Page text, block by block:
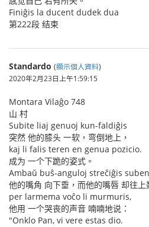
Finiĝis la ducent dudek dua
第222段 结束
Standardo (顯示個人資料)
2020年2月23日上午1:59:15
Montara Vilaĝo 748
山 村
Subite liaj genuoj kun-faldiĝis
突然 他的膝头 一软，弯倒地上，
kaj li falis teren en genua pozicio.
成为 一个下跪的姿式。
Ambaŭ buŝ-anguloj streĉiĝis
他的嘴角 向下垂，而他的嘴唇 却往上
per larmema voĉo li murmuris,
他用 一个哭丧的声音 喃喃地说：
"Onklo Pan, vi vere estas dio.